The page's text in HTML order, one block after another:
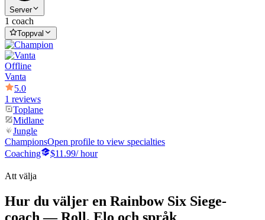
Server
1 coach
Toppval
Offline
Vanta
5.0
1 reviews
Toplane
Midlane
Jungle
ChampionsOpen profile to view specialties
Coaching
$11.99/ hour
Att välja
Hur du väljer en Rainbow Six Siege-